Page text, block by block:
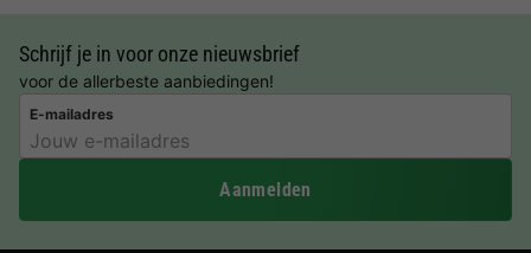
Schrijf je in voor onze nieuwsbrief
voor de allerbeste aanbiedingen!
E-mailadres
Aanmelden